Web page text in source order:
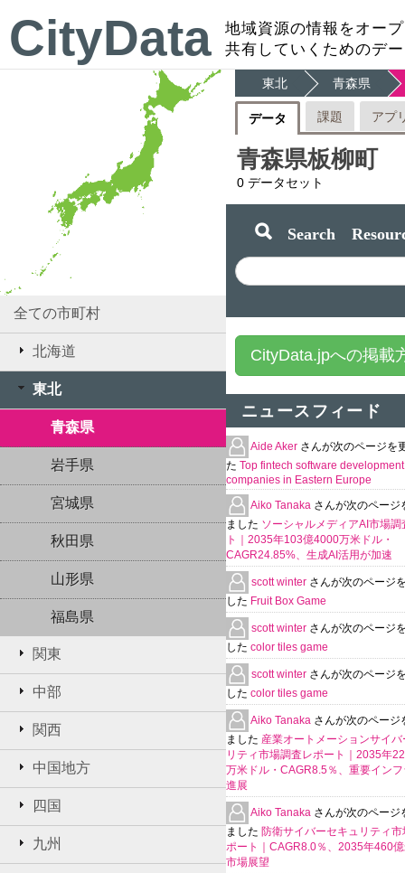
CityData
地域資源の情報をオー
共有していくためのデ
全ての市町村
北海道
東北
青森県
岩手県
宮城県
秋田県
山形県
福島県
関東
中部
関西
中国地方
四国
九州
東北 青森県
データ 課題 アプ
青森県板柳町
0 データセット
Search
CityData.jpへの掲載
ニュースフィード
Aide Aker さんが次のページを
た Top fintech software development
companies in Eastern Europe
Aiko Tanaka さんが次のページ
ました ソーシャルメディアAI市場調
ト｜2035年103億4000万米ドル・
CAGR24.85%、生成AI活用が加速
scott winter さんが次のページ
した Fruit Box Game
scott winter さんが次のページ
した color tiles game
scott winter さんが次のページ
した color tiles game
Aiko Tanaka さんが次のページ
ました 産業オートメーションサイ
リティ市場調査レポート｜2035年
万米ドル・CAGR8.5％、重要イン
進展
Aiko Tanaka さんが次のページ
ました 防衛サイバーセキュリティ
ポート｜CAGR8.0％、2035年460
市場展望